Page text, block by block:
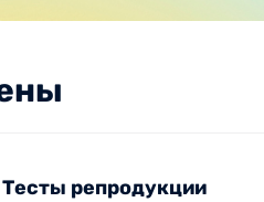
Тесты репродукции